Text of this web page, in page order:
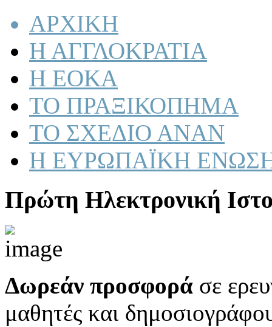
ΑΡΧΙΚΗ
Η ΑΓΓΛΟΚΡΑΤΙΑ
Η ΕΟΚΑ
ΤΟ ΠΡΑΞΙΚΟΠΗΜΑ
ΤΟ ΣΧΕΔΙΟ ΑΝΑΝ
Η ΕΥΡΩΠΑΪΚΗ
Πρώτη Ηλεκτρονική
Δωρεάν προσφορά σε
μαθητές και